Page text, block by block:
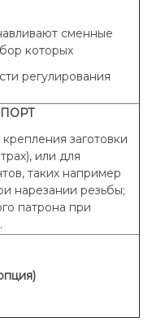
сменные
которых
регулирования
заготовки
или для
таких например
нарезании резьбы;
патрона при